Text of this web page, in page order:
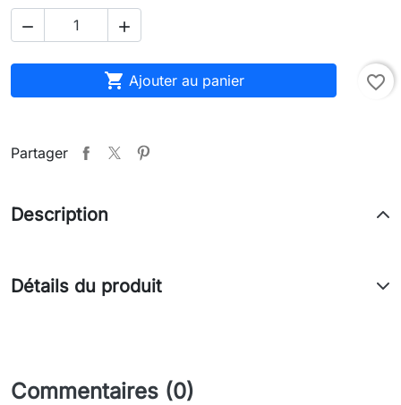
 
 Ajouter au panier favorite_border
Partager
Description
Détails du produit
Commentaires (0)